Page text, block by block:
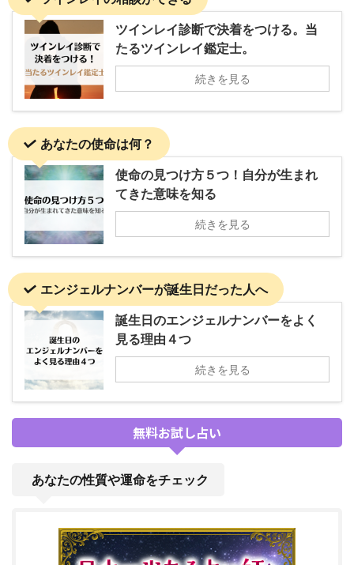
ツインレイ診断で決着をつける。当
たるツインレイ鑑定士。
続きを見る
あなたの使命は何？
使命の見つけ方５つ！自分が生まれ
てきた意味を知る
続きを見る
エンジェルナンバーが誕生日だった人へ
誕生日のエンジェルナンバーをよく
見る理由４つ
続きを見る
無料お試し占い
あなたの性質や運命をチェック